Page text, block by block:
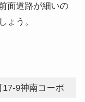
面道路が細いの
ょう。
9神南コーポ